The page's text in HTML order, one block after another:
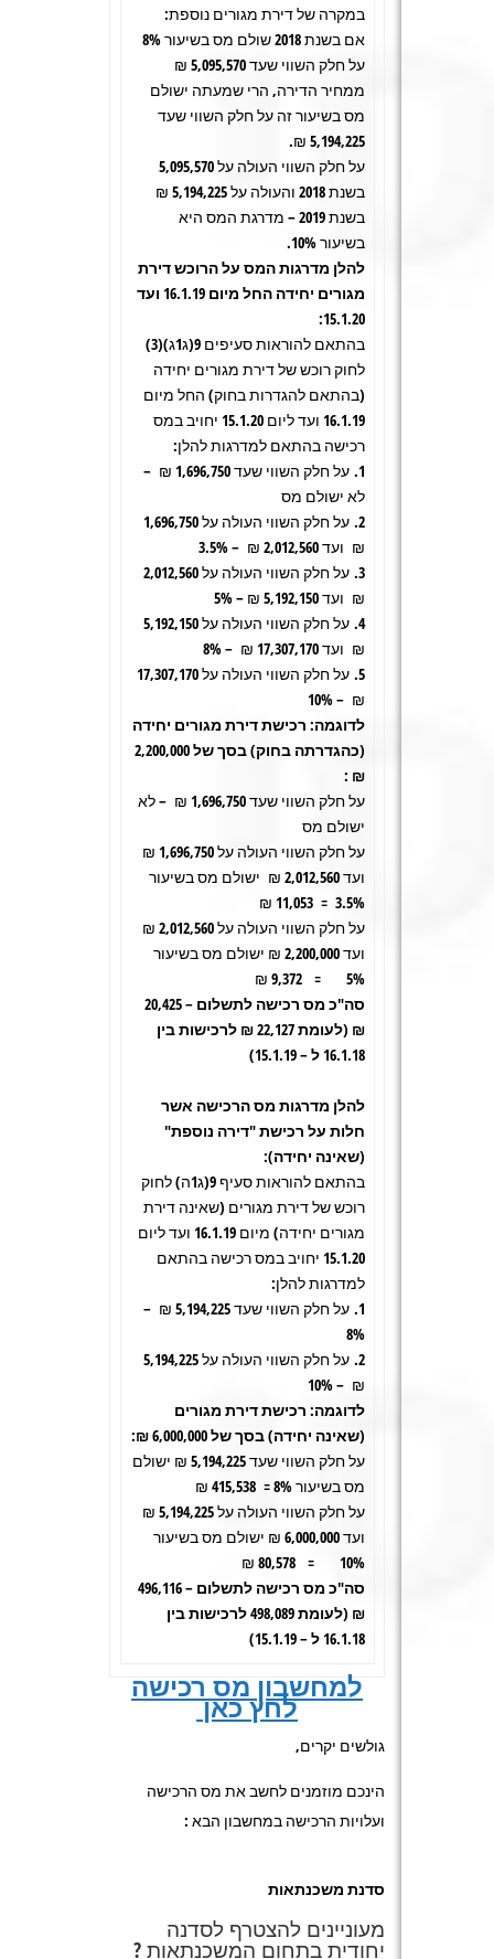
במקרה של דירת מגורים נוספת:
אם בשנת 2018 שולם מס בשיעור 8%
על חלק השווי שעד 5,095,570 ₪
ממחיר הדירה, הרי שמעתה ישולם
מס בשיעור זה על חלק השווי שעד
5,194,225 ₪.
על חלק השווי העולה על 5,095,570
בשנת 2018 והעולה על 5,194,225 ₪
בשנת 2019 – מדרגת המס היא
בשיעור 10%.
להלן מדרגות המס על הרוכש דירת
מגורים יחידה החל מיום 16.1.19 ועד
15.1.20
:
בהתאם להוראות סעיפים 9(ג1ג)(3)
לחוק רוכש של דירת מגורים יחידה
(בהתאם להגדרות בחוק) החל מיום
16.1.19 ועד ליום 15.1.20 יחויב במס
רכישה בהתאם למדרגות להלן:
1. על חלק השווי שעד 1,696,750 ₪ –
לא ישולם מס
2. על חלק השווי העולה על 1,696,750
₪ ועד 2,012,560 ₪ – 3.5%
3. על חלק השווי העולה על 2,012,560
₪ ועד 5,192,150 ₪ – 5%
4. על חלק השווי העולה על 5,192,150
₪ ועד 17,307,170 ₪ – 8%
5. על חלק השווי העולה על 17,307,170
₪ – 10%
לדוגמה: רכישת דירת מגורים יחידה
(כהגדרתה בחוק) בסך של 2,200,000
₪ :
על חלק השווי שעד 1,696,750 ₪ – לא
ישולם מס
על חלק השווי העולה על 1,696,750 ₪
ועד 2,012,560 ₪ ישולם מס בשיעור
3.5% = 11,053 ₪
על חלק השווי העולה על 2,012,560 ₪
ועד 2,200,000 ₪ ישולם מס בשיעור
5% = 9,372 ₪
סה"כ מס רכישה לתשלום – 20,425
₪ (לעומת 22,127 ₪ לרכישות בין
16.1.18 ל – 15.1.19)
להלן מדרגות מס הרכישה אשר
חלות על רכישת "דירה נוספת"
(שאינה יחידה):
בהתאם להוראות סעיף 9(ג1ה) לחוק
רוכש של דירת מגורים (שאינה דירת
מגורים יחידה) מיום 16.1.19 ועד ליום
15.1.20 יחויב במס רכישה בהתאם
למדרגות להלן:
1. על חלק השווי שעד 5,194,225 ₪ –
8%
2. על חלק השווי העולה על 5,194,225
₪ – 10%
לדוגמה: רכישת דירת מגורים
(שאינה יחידה) בסך של 6,000,000 ₪:
על חלק השווי שעד 5,194,225 ₪ ישולם
מס בשיעור 8% = 415,538 ₪
על חלק השווי העולה על 5,194,225 ₪
ועד 6,000,000 ₪ ישולם מס בשיעור
10% = 80,578 ₪
סה"כ מס רכישה לתשלום – 496,116
₪ (לעומת 498,089 לרכישות בין
16.1.18 ל – 15.1.19)
למחשבון מס רכישה
לחץ כאן
גולשים יקרים,
הינכם מוזמנים לחשב את מס הרכישה
ועלויות הרכישה במחשבון הבא :
סדנת משכנתאות
מעוניינים להצטרף לסדנה
יחודית בתחום המשכנתאות ?